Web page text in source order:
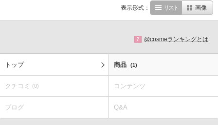
表示形式： リスト 画像
? @cosmeランキングとは
トップ 商品 (1)
クチコミ (0) コンテンツ
ブログ Q&A